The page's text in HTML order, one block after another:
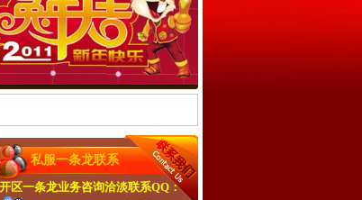
私服一条龙联系
开区一条龙业务咨询洽淡联系QQ：